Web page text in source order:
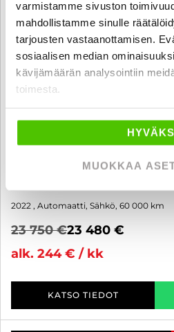
varmistamme sivuston
mahdollistamme sinulle
tarjousten vastaanottamisen.
sosiaalisen median
kävijämäärän analysointiin
toimesta.
MUOKKAA
150 kW 58 kWh - 6 kk korotonta ja
Adaptiivinen vakionopeudensäädin,
taakse, LED, Apple CarPlay / Android
2022 , Automaatti, Sähkö, 60 000 km
23 750 €23 480 €
alk. 244 € / kk
KATSO TIEDOT